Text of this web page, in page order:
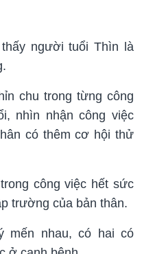
người tuổi Thìn là
chu trong từng công
nhìn nhận công việc
có thêm cơ hội thử
công việc hết sức
trường của bản thân.
mến nhau, có hai có